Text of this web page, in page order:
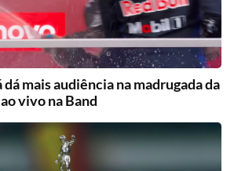
dá mais audiência na madrugada da
vivo na Band